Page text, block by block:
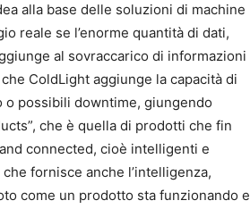
alla base delle soluzioni di machine
reale se l’enorme quantità di dati,
al sovraccarico di informazioni
ColdLight aggiunge la capacità di
possibili downtime, giungendo
che è quella di prodotti che fin
connected, cioè intelligenti e
fornisce anche l’intelligenza,
come un prodotto sta funzionando e